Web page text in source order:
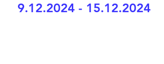
15.12.2024 - 9.12.2024